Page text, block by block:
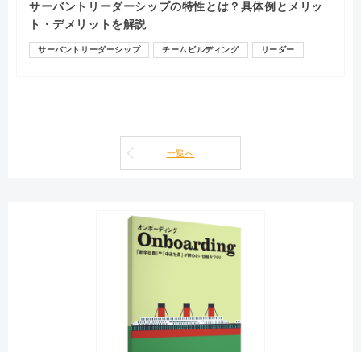
サーバントリーダーシップの特性とは？具体例とメリッ
ト・デメリットを解説
サーバントリーダーシップ チームビルディング リーダー
一覧へ